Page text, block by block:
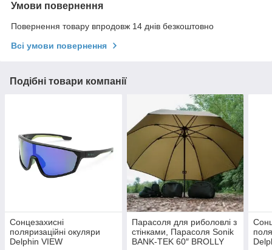
Умови повернення
Повернення товару впродовж 14 днів безкоштовно
Всі умови повернення
Подібні товари компанії
Сонцезахисні
поляризаційні окуляри
Delphin VIEW
Парасоля для риболовлі з
стінками, Парасоля Sonik
BANK-TEK 60″ BROLLY